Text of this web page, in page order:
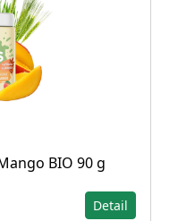
BIO 90 g
Detail